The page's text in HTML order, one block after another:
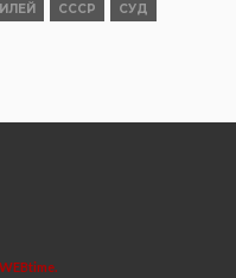
СССР
СУД
WEBtime.